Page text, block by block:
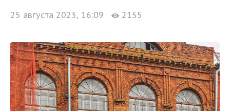
25 августа 2023, 16:09 2155